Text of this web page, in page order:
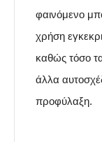
φαινόμενο
χρήση
καθώς τόσο
άλλα
προφύλαξη.